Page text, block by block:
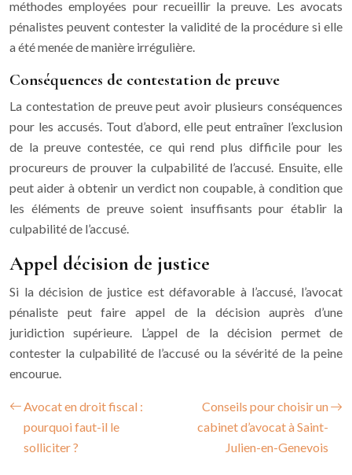
méthodes employées pour recueillir la preuve. Les avocats
pénalistes peuvent contester la validité de la procédure si elle
a été menée de manière irrégulière.
Conséquences de contestation de preuve
La contestation de preuve peut avoir plusieurs conséquences
pour les accusés. Tout d’abord, elle peut entraîner l’exclusion
de la preuve contestée, ce qui rend plus difficile pour les
procureurs de prouver la culpabilité de l’accusé. Ensuite, elle
peut aider à obtenir un verdict non coupable, à condition que
les éléments de preuve soient insuffisants pour établir la
culpabilité de l’accusé.
Appel décision de justice
Si la décision de justice est défavorable à l’accusé, l’avocat
pénaliste peut faire appel de la décision auprès d’une
juridiction supérieure. L’appel de la décision permet de
contester la culpabilité de l’accusé ou la sévérité de la peine
encourue.
Avocat en droit fiscal :
pourquoi faut-il le
solliciter ?
Conseils pour choisir un
cabinet d’avocat à Saint-
Julien-en-Genevois